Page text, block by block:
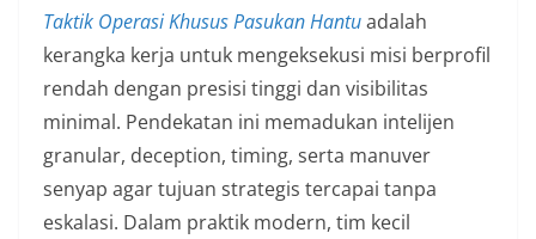
Taktik Operasi Khusus Pasukan Hantuadalah
kerangka kerja untuk mengeksekusi misi berprofil
rendah dengan presisi tinggi dan visibilitas
minimal. Pendekatan ini memadukan intelijen
granular, deception, timing, serta manuver
senyap agar tujuan strategis tercapai tanpa
eskalasi. Dalam praktik modern, tim kecil